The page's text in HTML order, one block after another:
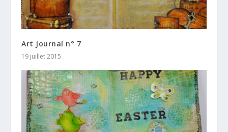
Art Journal n° 7
19 juillet 2015